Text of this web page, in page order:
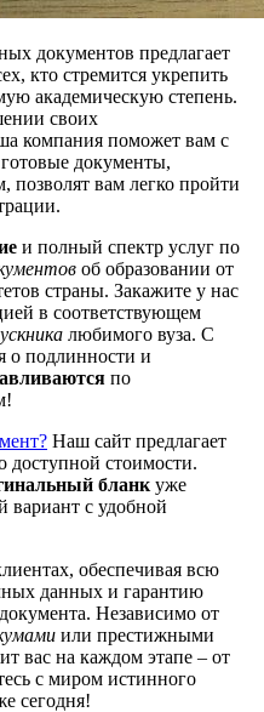
документов предлагает
кто стремится укрепить
академическую степень.
своих
компания поможет вам с
документы,
позволят вам легко пройти
и полный спектр услуг по
об образовании от
страны. Закажите у нас
в соответствующем
любимого вуза. С
о подлинности и
по
Наш сайт предлагает
стоимости.
бланк уже
вариант с удобной
обеспечивая всю
данных и гарантию
Независимо от
или престижными
вас на каждом этапе – от
с миром истинного
сегодня!